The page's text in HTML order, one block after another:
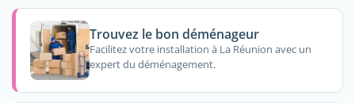
Trouvez le bon déménageur
Facilitez votre installation à La Réunion avec un
expert du déménagement.